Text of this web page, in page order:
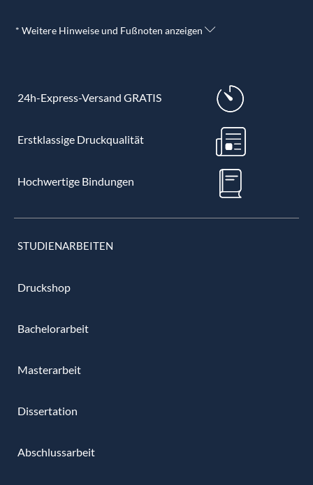
* Weitere Hinweise und Fußnoten anzeigen
24h-Express-Versand GRATIS
Erstklassige Druckqualität
Hochwertige Bindungen
STUDIENARBEITEN
Druckshop
Bachelorarbeit
Masterarbeit
Dissertation
Abschlussarbeit